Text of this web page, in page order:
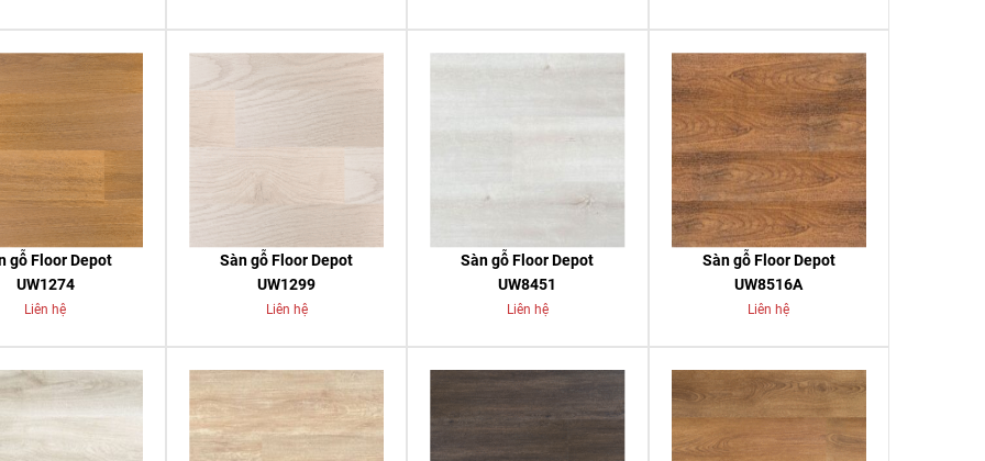
gỗ Floor Depot
UW1274
Liên hệ
Sàn gỗ Floor Depot
UW1299
Liên hệ
Sàn gỗ Floor Depot
UW8451
Liên hệ
Sàn gỗ Floor Depot
UW8516A
Liên hệ